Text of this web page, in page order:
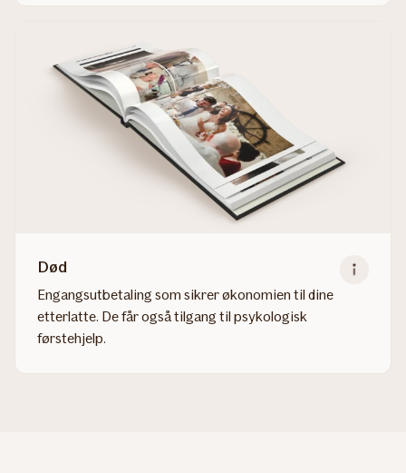
Død
Engangsutbetaling som sikrer økonomien til dine
etterlatte. De får også tilgang til psykologisk
førstehjelp.